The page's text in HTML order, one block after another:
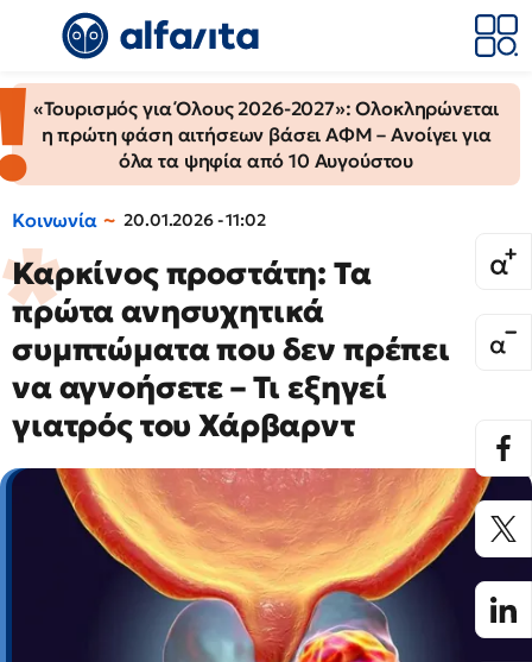
«Τουρισμός για Όλους 2026-2027»: Ολοκληρώνεται
η πρώτη φάση αιτήσεων βάσει ΑΦΜ – Ανοίγει για
όλα τα ψηφία από 10 Αυγούστου
Κοινωνία 20.01.2026 - 11:02
Καρκίνος προστάτη: Τα
πρώτα ανησυχητικά
συμπτώματα που δεν πρέπει
να αγνοήσετε – Τι εξηγεί
γιατρός του Χάρβαρντ